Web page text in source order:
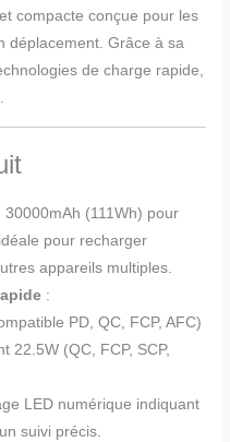
compacte conçue pour les
déplacement. Grâce à sa
de charge rapide,
(111Wh) pour
pour recharger
appareils multiples.
:
PD, QC, FCP, AFC)
22.5W (QC, FCP, SCP,
LED numérique indiquant
suivi précis.